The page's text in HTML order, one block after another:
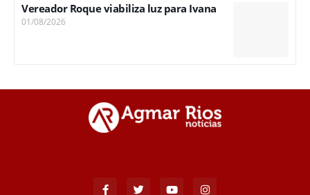
Vereador Roque viabiliza luz para Ivana
01/08/2026